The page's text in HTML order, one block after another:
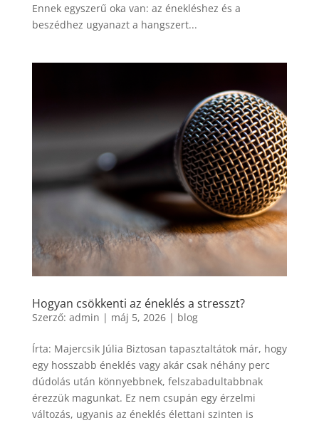
Ennek egyszerű oka van: az énekléshez és a
beszédhez ugyanazt a hangszert...
Hogyan csökkenti az éneklés a stresszt?
Szerző: admin | máj 5, 2026| blog
Írta: Majercsik Júlia Biztosan tapasztaltátok már, hogy
egy hosszabb éneklés vagy akár csak néhány perc
dúdolás után könnyebbnek, felszabadultabbnak
érezzük magunkat. Ez nem csupán egy érzelmi
változás, ugyanis az éneklés élettani szinten is